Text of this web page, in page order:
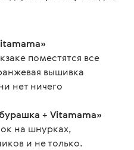
поместятся все
вышивка
нет ничего
+ Vitamama»
на шнурках,
и не только.